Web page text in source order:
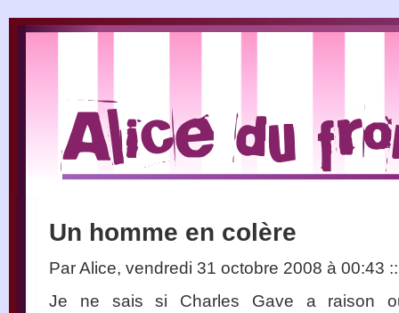
Un homme en colère
Par Alice, vendredi 31 octobre 2008 à 00:43 ::
Je ne sais si Charles Gave a raison